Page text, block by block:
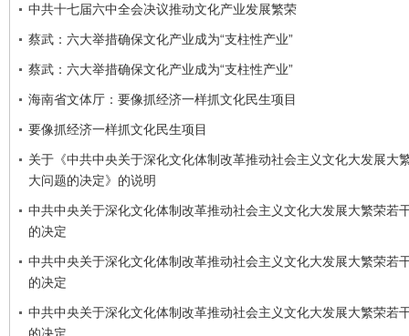
中共十七届六中全会决议推动文化产业发展繁荣
蔡武：六大举措确保文化产业成为“支柱性产业”
蔡武：六大举措确保文化产业成为“支柱性产业”
海南省文体厅：要像抓经济一样抓文化民生项目
要像抓经济一样抓文化民生项目
关于《中共中央关于深化文化体制改革推动社会主义文化大发展大
大问题的决定》的说明
中共中央关于深化文化体制改革推动社会主义文化大发展大繁荣若
的决定
中共中央关于深化文化体制改革推动社会主义文化大发展大繁荣若
的决定
中共中央关于深化文化体制改革推动社会主义文化大发展大繁荣若
的决定